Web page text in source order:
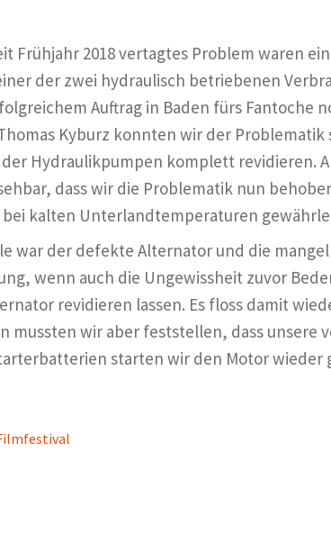
Frühjahr 2018 vertagtes Problem waren
der zwei hydraulisch betriebenen
Auftrag in Baden fürs Fantoche
Kyburz konnten wir der
Hydraulikpumpen komplett revidieren.
dass wir die Problematik nun
kalten Unterlandtemperaturen
war der defekte Alternator und die
wenn auch die Ungewissheit zuvor
revidieren lassen. Es floss damit
mussten wir aber feststellen, dass unsere
starten wir den Motor wieder